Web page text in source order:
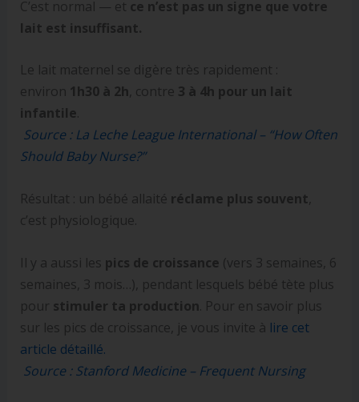
C’est normal — et ce n’est pas un signe que votre
lait est insuffisant.
Le lait maternel se digère très rapidement :
environ 1h30 à 2h, contre 3 à 4h pour un lait
infantile.
Source : La Leche League International – “How Often
Should Baby Nurse?”
Résultat : un bébé allaité réclame plus souvent
c’est physiologique.
Il y a aussi les pics de croissance (vers 3 semaines, 6
semaines, 3 mois…), pendant lesquels bébé tète plus
pour stimuler ta production. Pour en savoir plus
sur les pics de croissance, je vous invite à lire cet
article détaillé.
Source : Stanford Medicine – Frequent Nursing